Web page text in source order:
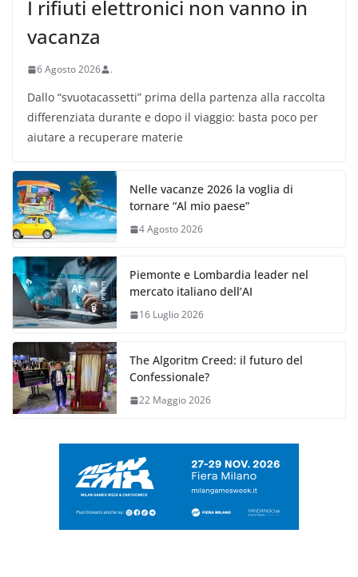
I rifiuti elettronici non vanno in
vacanza
6 Agosto 2026 .
Dallo “svuotacassetti” prima della partenza alla raccolta
differenziata durante e dopo il viaggio: basta poco per
aiutare a recuperare materie
Nelle vacanze 2026 la voglia di
tornare “Al mio paese”
4 Agosto 2026
Piemonte e Lombardia leader nel
mercato italiano dell’AI
16 Luglio 2026
The Algoritm Creed: il futuro del
Confessionale?
22 Maggio 2026